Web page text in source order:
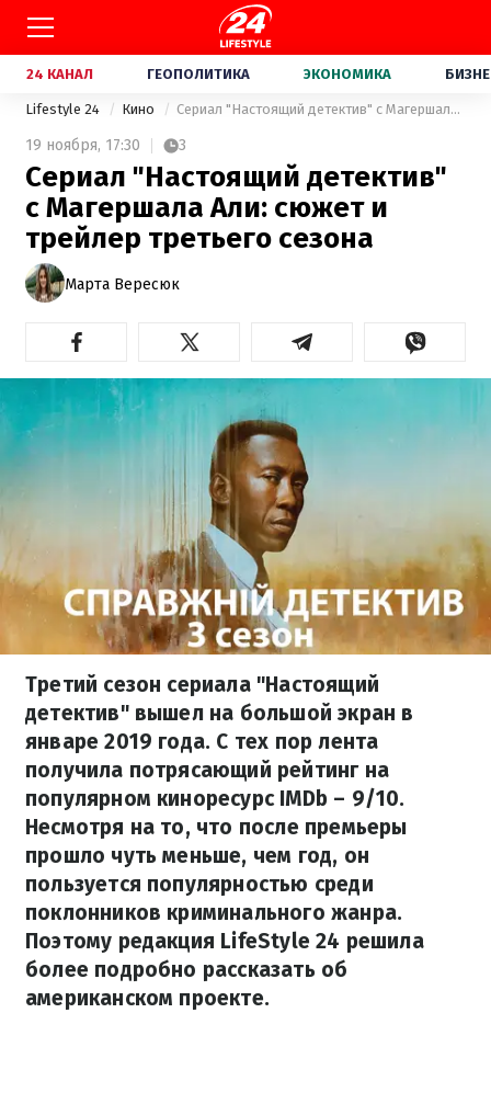
24 КАНАЛ ГЕОПОЛИТИКА ЭКОНОМИКА
Lifestyle 24 Кино Сериал "Настоящий детектив" с Магершала Али: сюжет и трейлер третьего сезона
19 ноября, 17:30 3
Сериал "Настоящий детектив"
с Магершала Али: сюжет и
трейлер третьего сезона
Марта Вересюк
Третий сезон сериала "Настоящий
детектив" вышел на большой экран в
январе 2019 года. С тех пор лента
получила потрясающий рейтинг на
популярном киноресурс IMDb – 9/10.
Несмотря на то, что после премьеры
прошло чуть меньше, чем год, он
пользуется популярностью среди
поклонников криминального жанра.
Поэтому редакция LifeStyle 24 решила
более подробно рассказать об
американском проекте.